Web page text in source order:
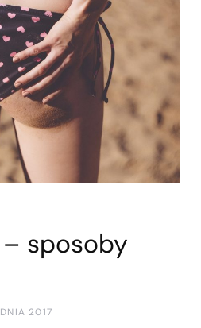
sposoby
2017